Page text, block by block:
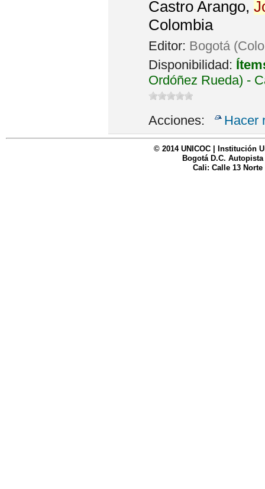
Castro Arango,
Colombia
Editor: Bogotá
Disponibilidad:
Ordóñez Rueda) -
Acciones: Hacer
© 2014 UNICOC | Institución
Bogotá D.C. Autopista
Cali: Calle 13 Norte